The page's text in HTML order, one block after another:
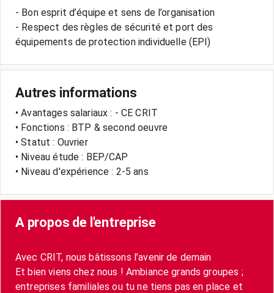
- Bon esprit d’équipe et sens de l’organisation
- Respect des règles de sécurité et port des
équipements de protection individuelle (EPI)
Autres informations
• Avantages salariaux : - CE CRIT
• Fonctions : BTP & second oeuvre
• Statut : Ouvrier
• Niveau étude : BEP/CAP
• Niveau d'expérience : 2-5 ans
A propos de l'entreprise
Avec CRIT, nous bâtissons l’avenir de demain
Et bien viens chez nous ! Ambiance grands groupes ;
entreprises familiales ou tu ne tiens pas en place et